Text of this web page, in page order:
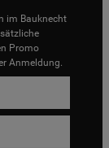
im Bauknecht
Promo
Anmeldung.